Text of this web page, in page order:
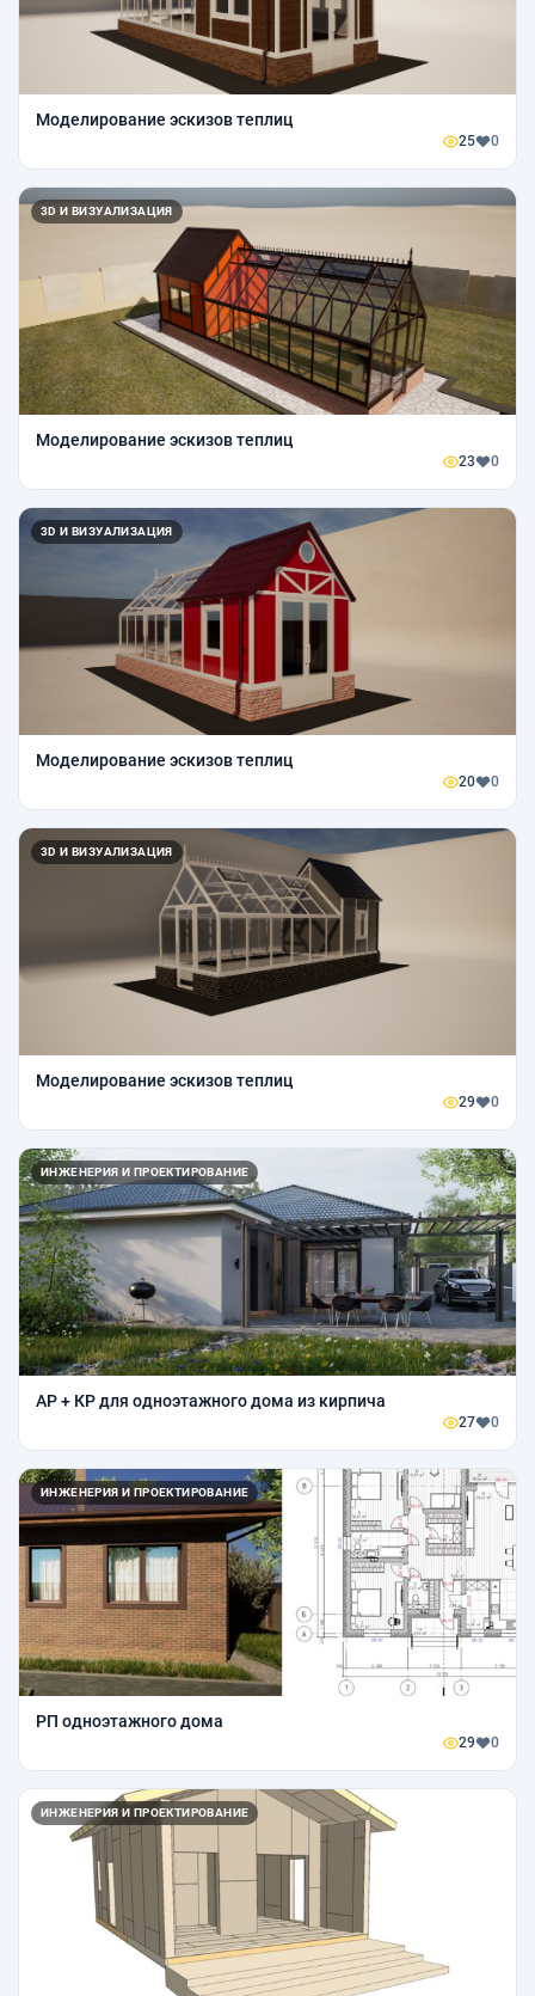
Моделирование эскизов теплиц
25 0
3D И ВИЗУАЛИЗАЦИЯ
Моделирование эскизов теплиц
23 0
3D И ВИЗУАЛИЗАЦИЯ
Моделирование эскизов теплиц
20 0
3D И ВИЗУАЛИЗАЦИЯ
Моделирование эскизов теплиц
29 0
ИНЖЕНЕРИЯ И ПРОЕКТИРОВАНИЕ
АР + КР для одноэтажного дома из кирпича
27 0
ИНЖЕНЕРИЯ И ПРОЕКТИРОВАНИЕ
РП одноэтажного дома
29 0
ИНЖЕНЕРИЯ И ПРОЕКТИРОВАНИЕ